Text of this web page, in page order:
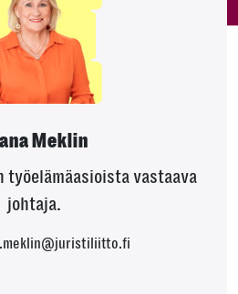
Meklin
vastaava
johtaja.